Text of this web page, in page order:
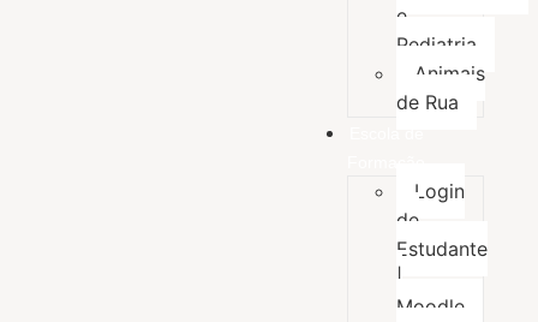
e
Pediatria
Animais
de Rua
Login
de
Estudante
|
Moodle